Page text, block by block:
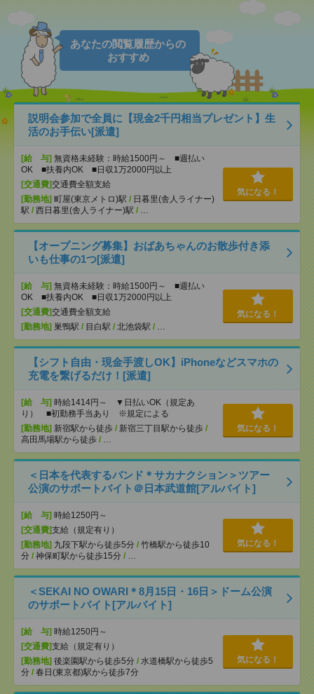
あなたの閲覧履歴からの
おすすめ
説明会参加で全員に【現金2千円相当プレゼント】生
活のお手伝い[派遣]
[給 与] 無資格未経験：時給1500円～ ■週払い
OK ■扶養内OK ■日収1万2000円以上
[交通費]交通費全額支給
[勤務地] 町屋(東京メトロ)駅 / 日暮里(舎人ライナー)
駅 / 西日暮里(舎人ライナー)駅 / …
気になる！
【オープニング募集】おばあちゃんのお散歩付き添
いも仕事の1つ[派遣]
[給 与] 無資格未経験：時給1500円～ ■週払い
OK ■扶養内OK ■日収1万2000円以上
[交通費]交通費全額支給
[勤務地] 巣鴨駅 / 目白駅 / 北池袋駅 / …
気になる！
【シフト自由・現金手渡しOK】iPhoneなどスマホの
充電を繋げるだけ！[派遣]
[給 与] 時給1414円～ ▼日払いOK（規定あ
り） ■初勤務手当あり ※規定による
[勤務地] 新宿駅から徒歩 / 新宿三丁目駅から徒歩 /
高田馬場駅から徒歩 / …
気になる！
＜日本を代表するバンド＊サカナクション＞ツアー
公演のサポートバイト＠日本武道館[アルバイト]
[給 与] 時給1250円～
[交通費]支給（規定有り）
[勤務地] 九段下駅から徒歩5分 / 竹橋駅から徒歩10
分 / 神保町駅から徒歩15分 / …
気になる！
＜SEKAI NO OWARI＊8月15日・16日＞ドーム公演
のサポートバイト[アルバイト]
[給 与] 時給1250円～
[交通費]支給（規定有り）
[勤務地] 後楽園駅から徒歩5分 / 水道橋駅から徒歩5
分 / 春日(東京都)駅から徒歩7分
気になる！